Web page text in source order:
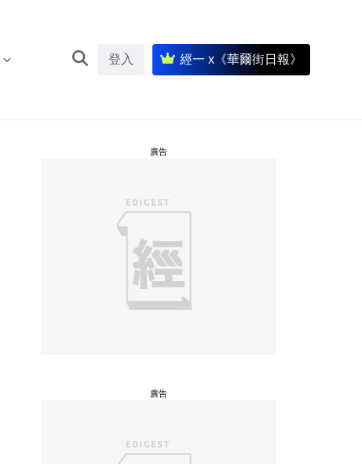
登入 經一 x《華爾街日報》
廣告
廣告